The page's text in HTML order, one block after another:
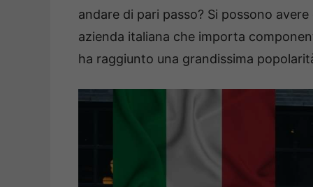
andare di pari passo? Si possono
azienda italiana che importa
ha raggiunto una grandissima